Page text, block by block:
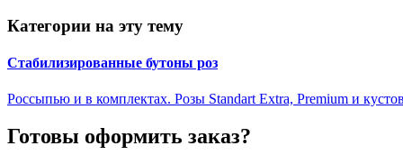
Категории на эту тему
Стабилизированные бутоны роз
Россыпью и в комплектах. Розы Standart Extra, Premium и
Готовы оформить заказ?